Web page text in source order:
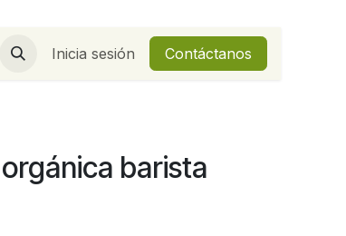
Inicia sesión Contáctanos
barista